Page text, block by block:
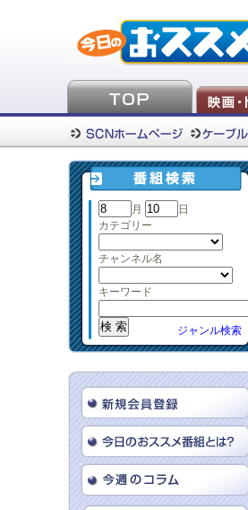
月
日
カテゴリー
チャンネル名
キーワード
ジャンル検索